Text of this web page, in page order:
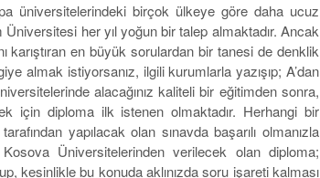
üniversitelerindeki birçok ülkeye göre daha ucuz
her yıl yoğun bir talep almaktadır. Ancak
karıştıran en büyük sorulardan bir tanesi de denklik
almak istiyorsanız, ilgili kurumlarla yazışıp; A’dan
alacağınız kaliteli bir eğitimden sonra,
için diploma ilk istenen olmaktadır. Herhangi bir
yapılacak olan sınavda başarılı olmanızla
Üniversitelerinden verilecek olan diploma;
kesinlikle bu konuda aklınızda soru işareti kalması